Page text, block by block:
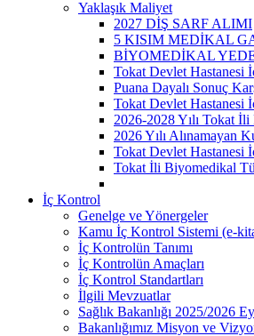
Yaklaşık Maliyet
2027 DİŞ SARF ALIMI
5 KISIM MEDİKAL
BİYOMEDİKAL
Tokat Devlet Hastanesi
Puana Dayalı Sonuç
Tokat Devlet Hastanesi
2026-2028 Yılı Tokat İli
2026 Yılı Alınamayan
Tokat Devlet Hastanesi
Tokat İli Biyomedikal
İç Kontrol
Genelge ve Yönergeler
Kamu İç Kontrol Sistemi (e-
İç Kontrolün Tanımı
İç Kontrolün Amaçları
İç Kontrol Standartları
İlgili Mevzuatlar
Sağlık Bakanlığı 2025/2026
Bakanlığımız Misyon ve